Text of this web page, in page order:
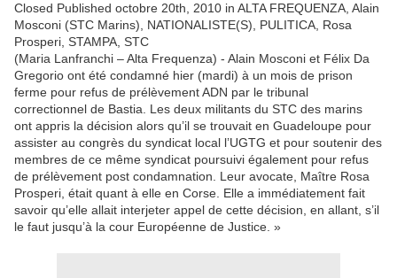
Closed Published octobre 20th, 2010 in ALTA FREQUENZA, Alain
Mosconi (STC Marins), NATIONALISTE(S), PULITICA, Rosa
Prosperi, STAMPA, STC
(Maria Lanfranchi – Alta Frequenza) - Alain Mosconi et Félix Da
Gregorio ont été condamné hier (mardi) à un mois de prison
ferme pour refus de prélèvement ADN par le tribunal
correctionnel de Bastia. Les deux militants du STC des marins
ont appris la décision alors qu’il se trouvait en Guadeloupe pour
assister au congrès du syndicat local l’UGTG et pour soutenir des
membres de ce même syndicat poursuivi également pour refus
de prélèvement post condamnation. Leur avocate, Maître Rosa
Prosperi, était quant à elle en Corse. Elle a immédiatement fait
savoir qu’elle allait interjeter appel de cette décision, en allant, s’il
le faut jusqu’à la cour Européenne de Justice. »